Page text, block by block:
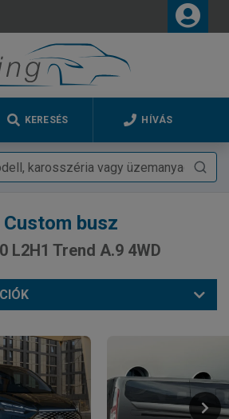
KERESÉS HÍVÁS
busz
L2H1 Trend A.9 4WD